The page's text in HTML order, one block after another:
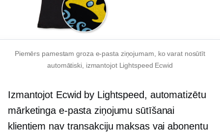
Piemērs pamestam groza e-pasta ziņojumam, ko varat nosūtīt
automātiski, izmantojot Lightspeed Ecwid
Izmantojot Ecwid by Lightspeed, automatizētu
mārketinga e-pasta ziņojumu sūtīšanai
klientiem nav transakciju maksas vai abonentu